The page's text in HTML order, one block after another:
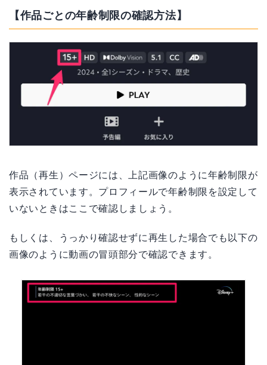
【作品ごとの年齢制限の確認方法】
作品（再生）ページには、上記画像のように年齢制限が
表示されています。プロフィールで年齢制限を設定して
いないときはここで確認しましょう。
もしくは、うっかり確認せずに再生した場合でも以下の
画像のように動画の冒頭部分で確認できます。